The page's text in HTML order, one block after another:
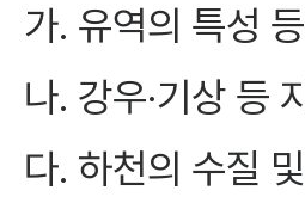
가. 유역의 특성
나. 강우·기상 등
다. 하천의 수질